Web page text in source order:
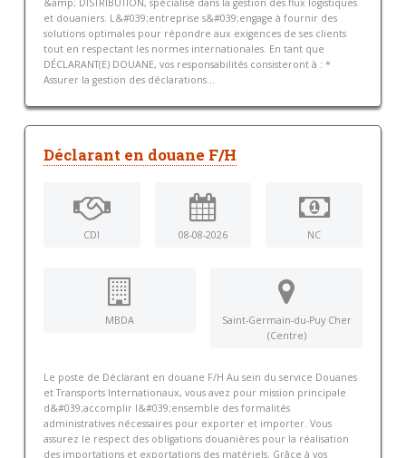
&amp; DISTRIBUTION, spécialisé dans la gestion des flux logistiques
et douaniers. L&#039;entreprise s&#039;engage à fournir des
solutions optimales pour répondre aux exigences de ses clients
tout en respectant les normes internationales. En tant que
DÉCLARANT(E) DOUANE, vos responsabilités consisteront à : *
Assurer la gestion des déclarations...
Déclarant en douane F/H
CDI 08-08-2026 NC
MBDA
Saint-Germain-du-Puy Cher
(Centre)
Le poste de Déclarant en douane F/H Au sein du service Douanes
et Transports Internationaux, vous avez pour mission principale
d&#039;accomplir l&#039;ensemble des formalités
administratives nécessaires pour exporter et importer. Vous
assurez le respect des obligations douanières pour la réalisation
des importations et exportations des matériels. Grâce à vos